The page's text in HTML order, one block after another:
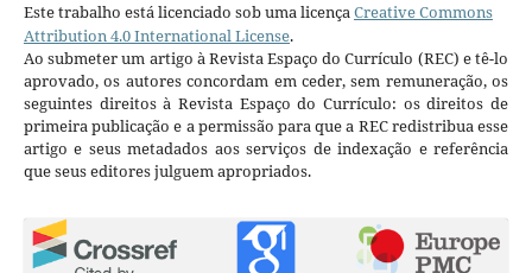
Este trabalho está licenciado sob uma licençaCreative Commons
Attribution 4.0 International License.
Ao submeter um artigo à Revista Espaço do Currículo (REC) e tê-lo
aprovado, os autores concordam em ceder, sem remuneração, os
seguintes direitos à Revista Espaço do Currículo: os direitos de
primeira publicação e a permissão para que a REC redistribua esse
artigo e seus metadados aos serviços de indexação e referência
que seus editores julguem apropriados.